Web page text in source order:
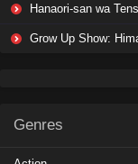
Hanaori-san wa
Grow Up Show:
Genres